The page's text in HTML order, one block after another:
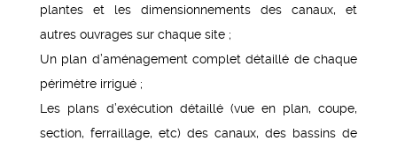
plantes et les dimensionnements des canaux, et
autres ouvrages sur chaque site ;
Un plan d’aménagement complet détaillé de chaque
périmètre irrigué ;
Les plans d’exécution détaillé (vue en plan, coupe,
section, ferraillage, etc) des canaux, des bassins de